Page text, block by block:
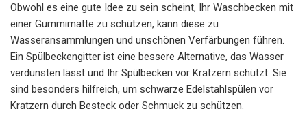
Obwohl es eine gute Idee zu sein scheint, Ihr Waschbecken mit
einer Gummimatte zu schützen, kann diese zu
Wasseransammlungen und unschönen Verfärbungen führen.
Ein Spülbeckengitter ist eine bessere Alternative, das Wasser
verdunsten lässt und Ihr Spülbecken vor Kratzern schützt. Sie
sind besonders hilfreich, um schwarze Edelstahlspülen vor
Kratzern durch Besteck oder Schmuck zu schützen.